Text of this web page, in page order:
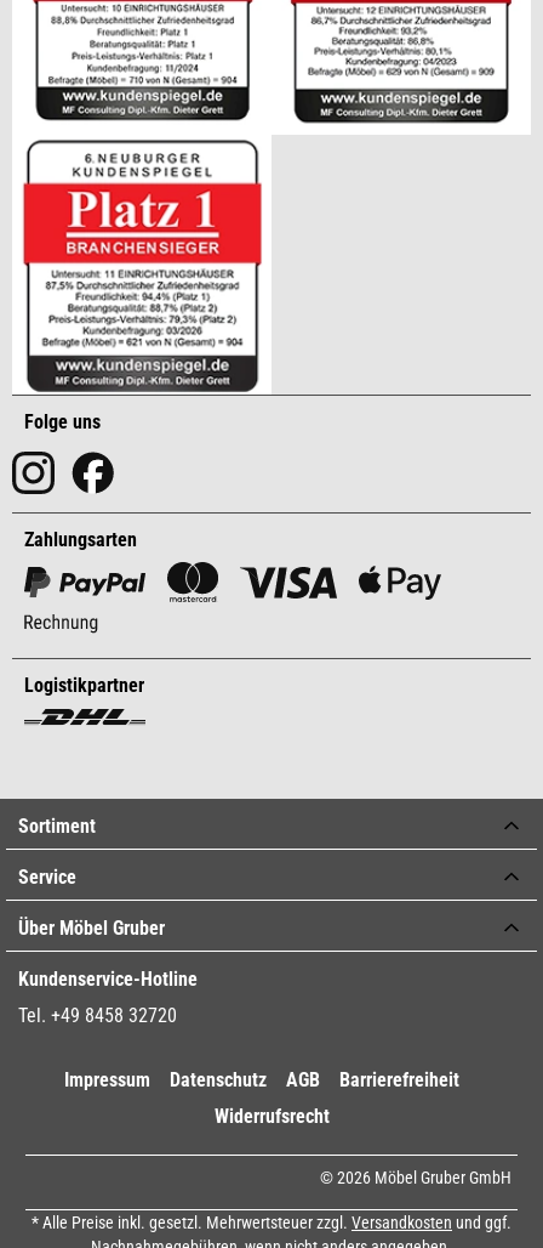
Folge uns
Zahlungsarten
Logistikpartner
Sortiment
Service
Über Möbel Gruber
Kundenservice-Hotline
Tel. +49 8458 32720
Impressum Datenschutz AGB
Barrierefreiheit
Widerrufsrecht
© 2026 Möbel Gruber GmbH
* Alle Preise inkl. gesetzl. Mehrwertsteuer zzgl. Versandkosten und ggf.